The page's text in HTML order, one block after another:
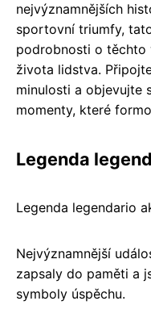
nejvýznamnějších
sportovní triumfy,
podrobnosti o těchto
života lidstva.
minulosti a objevujte
momenty, které
Legenda
Legenda legendario
Nejvýznamnější
zapsaly do paměti a
symboly úspěchu.